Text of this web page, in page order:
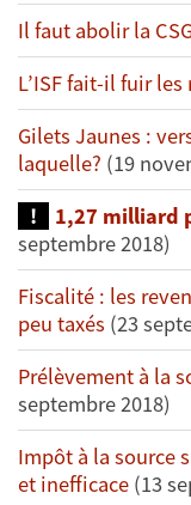
Il faut abolir la
L’ISF fait-il fuir les
Gilets Jaunes :
laquelle? (19
1,27 milliard
septembre 2018)
Fiscalité : les
peu taxés (23
Prélèvement à la
septembre 2018)
Impôt à la source
et inefficace (13